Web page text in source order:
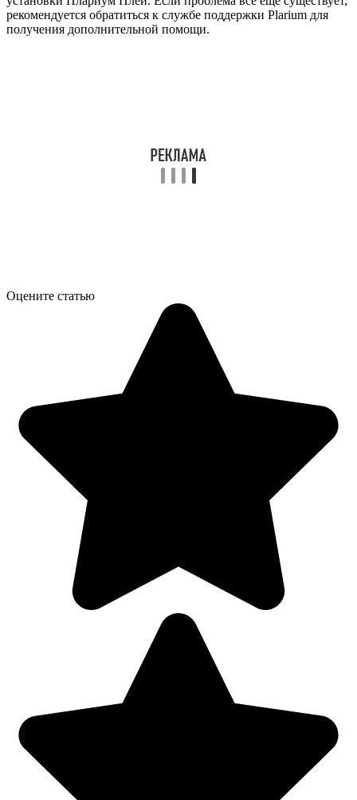
рекомендуется обратиться к службе поддержки Plarium для
получения дополнительной помощи.
Оцените статью